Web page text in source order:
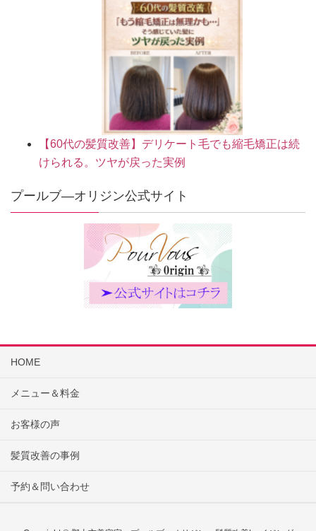
【60代の髪質改善】デリケート毛でも縮毛矯正は続
けられる。ツヤが戻った実例
プールブ―オリジン公式サイト
HOME
メニュー＆料金
お客様の声
髪質改善の事例
予約＆問い合わせ